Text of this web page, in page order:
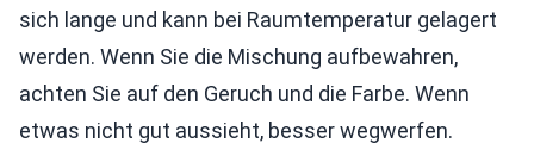
sich lange und kann bei Raumtemperatur gelagert
werden. Wenn Sie die Mischung aufbewahren,
achten Sie auf den Geruch und die Farbe. Wenn
etwas nicht gut aussieht, besser wegwerfen.